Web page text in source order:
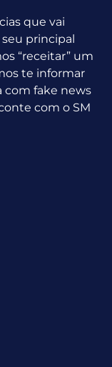
que vai
principal
“receitar” um
te informar
com fake news
com o SM